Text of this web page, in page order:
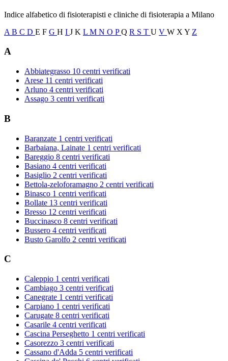
Indice alfabetico di fisioterapisti e cliniche di fisioterapia a Milano
A B C D E F G H I J K L M N O PQ R S T U V W X Y Z
A
Abbiategrasso 10 centri verificati
Arese 11 centri verificati
Arluno 4 centri verificati
Assago 3 centri verificati
B
Baranzate 1 centri verificati
Barbaiana, Lainate 1 centri verificati
Bareggio 8 centri verificati
Basiano 4 centri verificati
Basiglio 2 centri verificati
Bettola-zeloforamagno 2 centri verificati
Binasco 1 centri verificati
Bollate 13 centri verificati
Bresso 12 centri verificati
Buccinasco 8 centri verificati
Bussero 4 centri verificati
Busto Garolfo 2 centri verificati
C
Caleppio 1 centri verificati
Cambiago 3 centri verificati
Canegrate 1 centri verificati
Carpiano 1 centri verificati
Carugate 8 centri verificati
Casarile 4 centri verificati
Cascina Perseghetto 1 centri verificati
Casorezzo 3 centri verificati
Cassano d'Adda 5 centri verificati